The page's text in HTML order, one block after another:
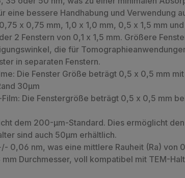
eine bessere Handhabung und Verwendung
x 0,75 mm, 1,0 x 1,0 mm, 0,5 x 1,5 mm
2 Fenstern von 0,1 x 1,5 mm. Größere
die für
in separaten Fenstern.
Die Fenster Größe beträgt 0,5 x 0,5 mm
30µm
Die Fenstergröße beträgt 0,5 x 0,5 mm
dem 200-µm-Standard. Dies ermöglicht
sind auch 50µm erhältlich.
0,06 nm, was eine mittlere Rauheit (Ra) von
Durchmesser, voll kompatibel mit TEM-